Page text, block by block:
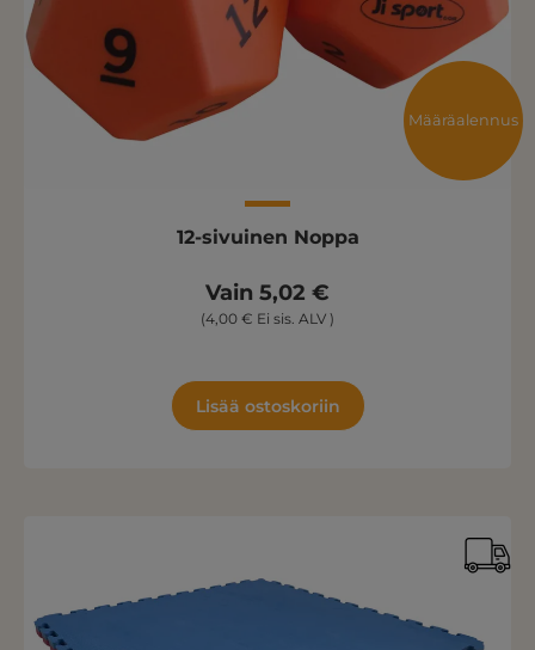
Määräalennus
12-sivuinen Noppa
Vain 5,02 €
(4,00 € Ei sis. ALV )
Lisää ostoskoriin